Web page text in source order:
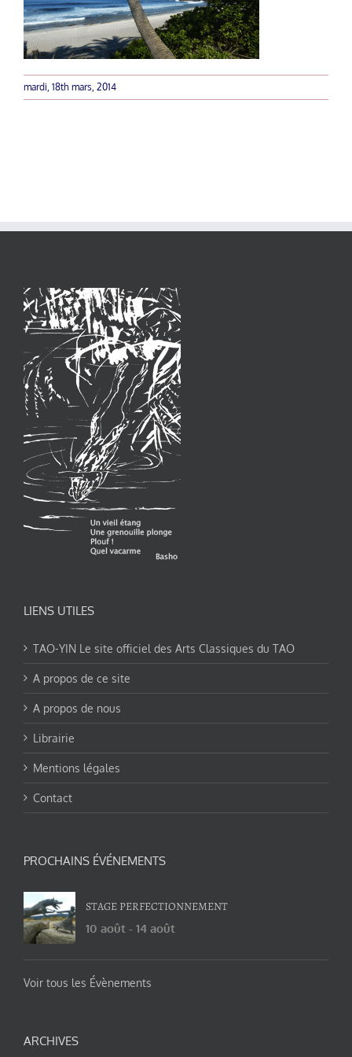
mardi, 18th mars, 2014
LIENS UTILES
TAO-YIN Le site officiel des Arts Classiques du TAO
A propos de ce site
A propos de nous
Librairie
Mentions légales
Contact
PROCHAINS ÉVÉNEMENTS
STAGE PERFECTIONNEMENT
10 août - 14 août
Voir tous les Évènements
ARCHIVES